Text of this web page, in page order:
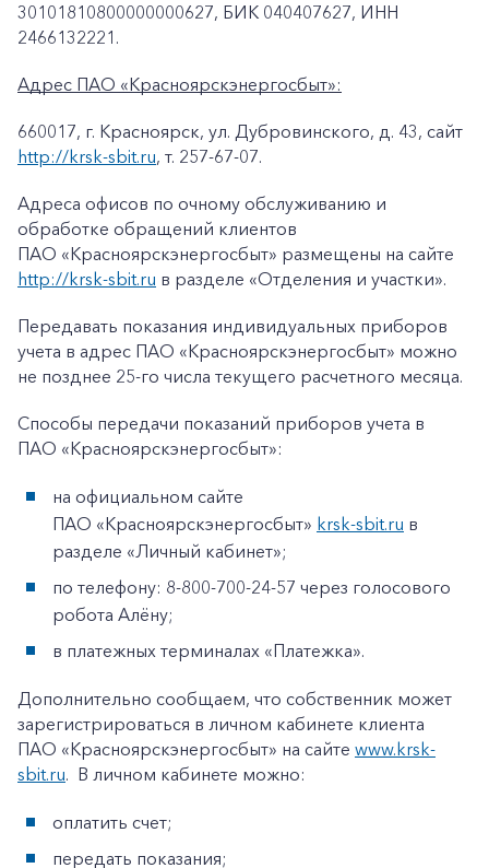
30101810800000000627, БИК 040407627, ИНН
2466132221.
Адрес ПАО «Красноярскэнергосбыт»:
660017, г. Красноярск, ул. Дубровинского, д. 43, сайт
http://krsk-sbit.ru, т. 257-67-07.
Адреса офисов по очному обслуживанию и
обработке обращений клиентов
ПАО «Красноярскэнергосбыт» размещены на сайте
http://krsk-sbit.ru в разделе «Отделения и участки».
Передавать показания индивидуальных приборов
учета в адрес ПАО «Красноярскэнергосбыт» можно
не позднее 25-го числа текущего расчетного месяца.
Способы передачи показаний приборов учета в
ПАО «Красноярскэнергосбыт»:
на официальном сайте
ПАО «Красноярскэнергосбыт» krsk-sbit.ru в
разделе «Личный кабинет»;
по телефону: 8-800-700-24-57 через голосового
робота Алёну;
в платежных терминалах «Платежка».
Дополнительно сообщаем, что собственник может
зарегистрироваться в личном кабинете клиента
ПАО «Красноярскэнергосбыт» на сайте www.krsk-
sbit.ru. В личном кабинете можно:
оплатить счет;
передать показания;